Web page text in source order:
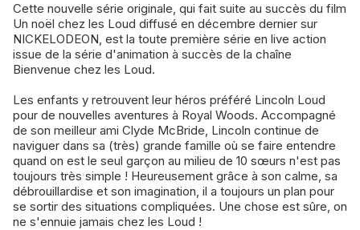
Cette nouvelle série originale, qui fait suite au succès du film
Un noël chez les Loud diffusé en décembre dernier sur
NICKELODEON, est la toute première série en live action
issue de la série d'animation à succès de la chaîne
Bienvenue chez les Loud.
Les enfants y retrouvent leur héros préféré Lincoln Loud
pour de nouvelles aventures à Royal Woods. Accompagné
de son meilleur ami Clyde McBride, Lincoln continue de
naviguer dans sa (très) grande famille où se faire entendre
quand on est le seul garçon au milieu de 10 sœurs n'est pas
toujours très simple ! Heureusement grâce à son calme, sa
débrouillardise et son imagination, il a toujours un plan pour
se sortir des situations compliquées. Une chose est sûre, on
ne s'ennuie jamais chez les Loud !